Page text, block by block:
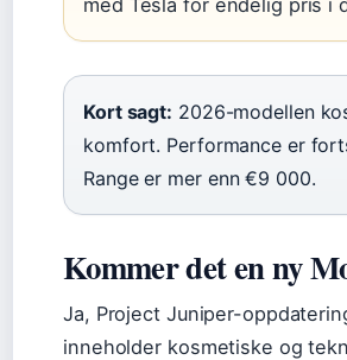
med Tesla for endelig pris i
Kort sagt: 2026-modellen
komfort. Performance er
Range er mer enn €9 000.
Kommer det en ny
Ja, Project Juniper-
inneholder kosmetiske og